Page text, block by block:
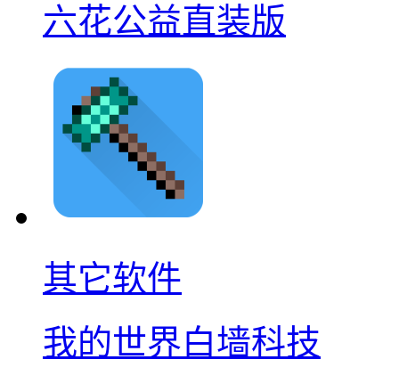
六花公益直装版
其它软件
我的世界白墙科技